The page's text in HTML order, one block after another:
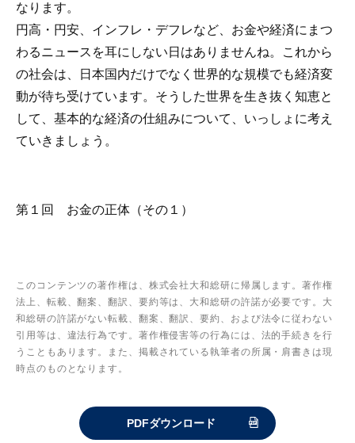
なります。
円高・円安、インフレ・デフレなど、お金や経済にまつ
わるニュースを耳にしない日はありませんね。これから
の社会は、日本国内だけでなく世界的な規模でも経済変
動が待ち受けています。そうした世界を生き抜く知恵と
して、基本的な経済の仕組みについて、いっしょに考え
ていきましょう。
第１回 お金の正体（その１）
このコンテンツの著作権は、株式会社大和総研に帰属します。著作権
法上、転載、翻案、翻訳、要約等は、大和総研の許諾が必要です。大
和総研の許諾がない転載、翻案、翻訳、要約、および法令に従わない
引用等は、違法行為です。著作権侵害等の行為には、法的手続きを行
うこともあります。また、掲載されている執筆者の所属・肩書きは現
時点のものとなります。
PDFダウンロード